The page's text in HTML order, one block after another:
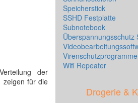
der
zeigen für die
Speicherstick
SSHD Festplatte
Subnotebook
Überspannungsschutz
Virenschutzprogramme
Wifi Repeater
Drogerie &